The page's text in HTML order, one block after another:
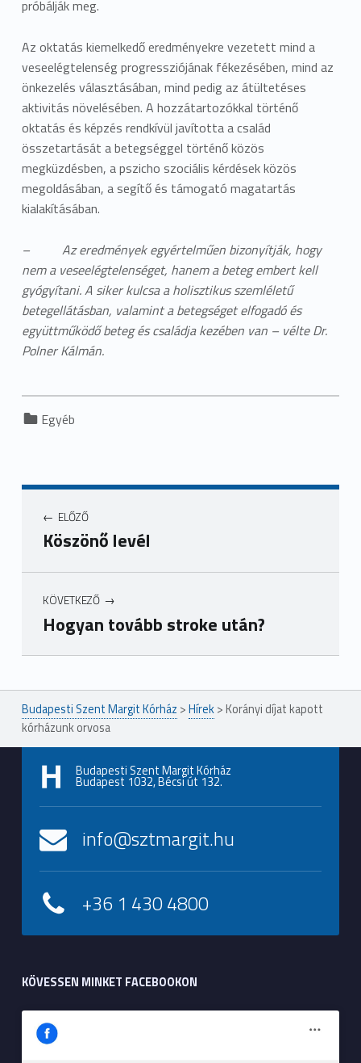
próbálják meg.
Az oktatás kiemelkedő eredményekre vezetett mind a
veseelégtelenség progressziójának fékezésében, mind az
önkezelés választásában, mind pedig az átültetéses
aktivitás növelésében. A hozzátartozókkal történő
oktatás és képzés rendkívül javította a család
összetartását a betegséggel történő közös
megküzdésben, a pszicho szociális kérdések közös
megoldásában, a segítő és támogató magatartás
kialakításában.
– Az eredmények egyértelműen bizonyítják, hogy
nem a veseelégtelenséget, hanem a beteg embert kell
gyógyítani. A siker kulcsa a holisztikus szemléletű
betegellátásban, valamint a betegséget elfogadó és
együttműködő beteg és családja kezében van – vélte Dr.
Polner Kálmán.
Egyéb
ELŐZŐ
Köszönő levél
KÖVETKEZŐ
Hogyan tovább stroke után?
Ugrás a főmenühöz
Budapesti Szent Margit Kórház >Hírek> Korányi díjat kapott
kórházunk orvosa
Budapesti Szent Margit Kórház
Budapest 1032, Bécsi út 132.
info@sztmargit.hu
+36 1 430 4800
KÖVESSEN MINKET FACEBOOKON